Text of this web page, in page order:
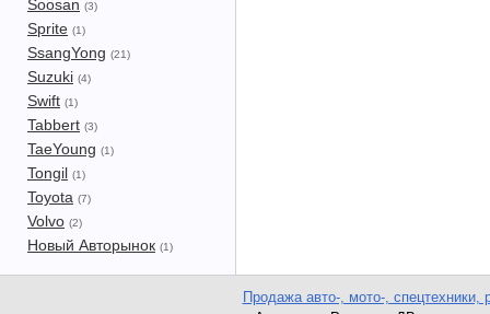
Soosan (3)
Sprite (1)
SsangYong (21)
Suzuki (4)
Swift (1)
Tabbert (3)
TaeYoung (1)
Tongil (1)
Toyota (7)
Volvo (2)
Новый Авторынок (1)
Продажа авто-, мото-, спецтехники,